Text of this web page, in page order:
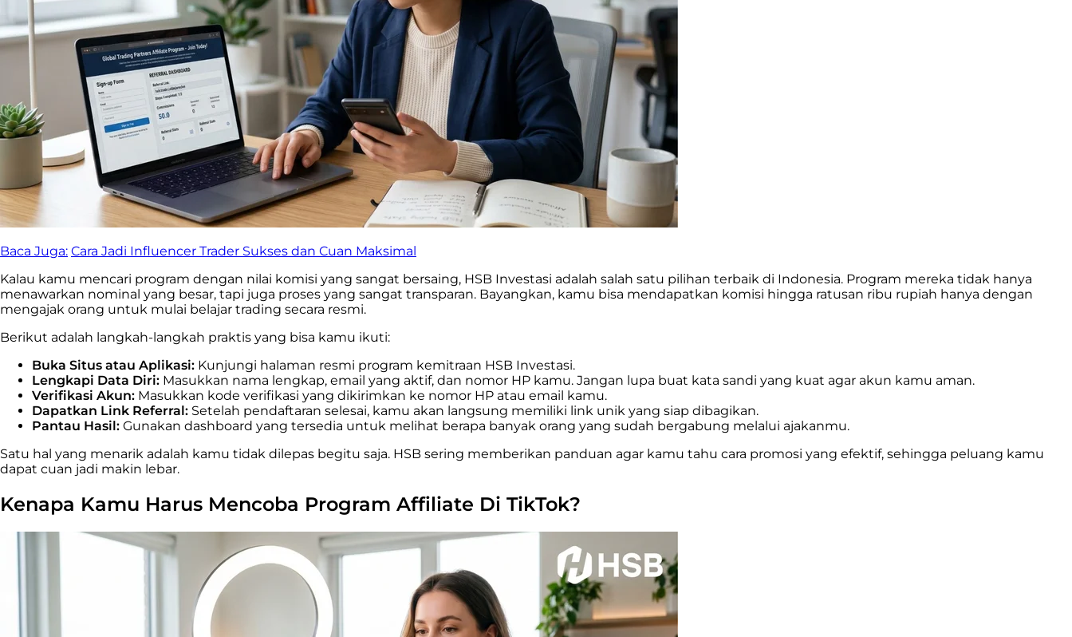
Baca Juga: Cara Jadi Influencer Trader Sukses dan Cuan Maksimal
Kalau kamu mencari program dengan nilai komisi yang sangat bersaing, HSB Investasi adalah salah satu pilihan terbaik di Indonesia. Program mereka tidak hanya
menawarkan nominal yang besar, tapi juga proses yang sangat transparan. Bayangkan, kamu bisa mendapatkan komisi hingga ratusan ribu rupiah hanya dengan
mengajak orang untuk mulai belajar trading secara resmi.
Berikut adalah langkah-langkah praktis yang bisa kamu ikuti:
Buka Situs atau Aplikasi: Kunjungi halaman resmi program kemitraan HSB Investasi.
Lengkapi Data Diri: Masukkan nama lengkap, email yang aktif, dan nomor HP kamu. Jangan lupa buat kata sandi yang kuat agar akun kamu aman.
Verifikasi Akun: Masukkan kode verifikasi yang dikirimkan ke nomor HP atau email kamu.
Dapatkan Link Referral: Setelah pendaftaran selesai, kamu akan langsung memiliki link unik yang siap dibagikan.
Pantau Hasil: Gunakan dashboard yang tersedia untuk melihat berapa banyak orang yang sudah bergabung melalui ajakanmu.
Satu hal yang menarik adalah kamu tidak dilepas begitu saja. HSB sering memberikan panduan agar kamu tahu cara promosi yang efektif, sehingga peluang kamu
dapat cuan jadi makin lebar.
Kenapa Kamu Harus Mencoba Program Affiliate Di TikTok?